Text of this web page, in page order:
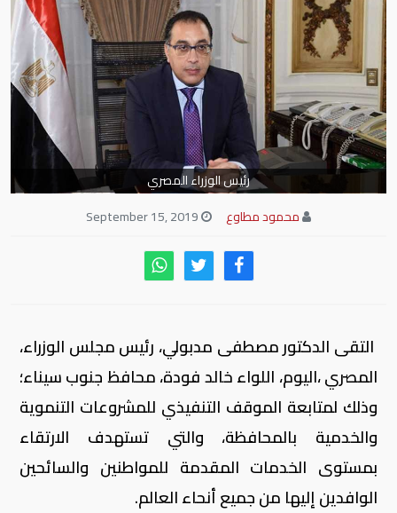
رئيس الوزراء المصري
محمود مطاوع
التقى الدكتور مصطفى مدبولي، رئيس مجلس الوزراء،
المصري ،اليوم، اللواء خالد فودة، محافظ جنوب سيناء؛
وذلك لمتابعة الموقف التنفيذي للمشروعات التنموية
والخدمية بالمحافظة، والتي تستهدف الارتقاء
بمستوى الخدمات المقدمة للمواطنين والسائحين
الوافدين إليها من جميع أنحاء العالم.